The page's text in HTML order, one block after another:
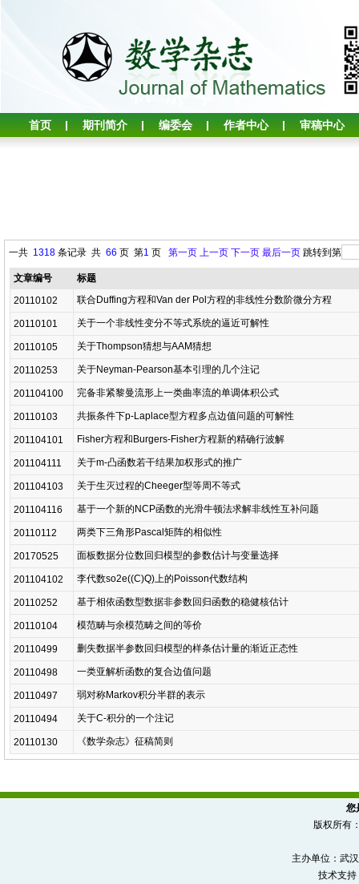
首页 期刊简介 编委会 作者中心 审稿中心
一共 1318 条记录 共 66 页 第1 页 第一页 上一页 下一页 最后一页 跳转到第
文章编号
标题
20110102
联合Duffing方程和Van der Pol方程的非线性分数阶微分方程
20110101 关于一个非线性变分不等式系统的逼近可解性
20110105 关于Thompson猜想与AAM猜想
20110253 关于Neyman-Pearson基本引理的几个注记
201104100 完备非紧黎曼流形上一类曲率流的单调体积公式
20110103 共振条件下p-Laplace型方程多点边值问题的可解性
201104101 Fisher方程和Burgers-Fisher方程新的精确行波解
201104111 关于m-凸函数若干结果加权形式的推广
201104103 关于生灭过程的Cheeger型等周不等式
201104116 基于一个新的NCP函数的光滑牛顿法求解非线性互补问题
20110112 两类下三角形Pascal矩阵的相似性
20170525 面板数据分位数回归模型的参数估计与变量选择
201104102 李代数so2e((C)Q)上的Poisson代数结构
20110252 基于相依函数型数据非参数回归函数的稳健核估计
20110104 模范畴与余模范畴之间的等价
20110499 删失数据半参数回归模型的样条估计量的渐近正态性
20110498 一类亚解析函数的复合边值问题
20110497 弱对称Markov积分半群的表示
20110494 关于C-积分的一个注记
20110130 《数学杂志》征稿简则
您
版权所有
主办单位：武
技术支持